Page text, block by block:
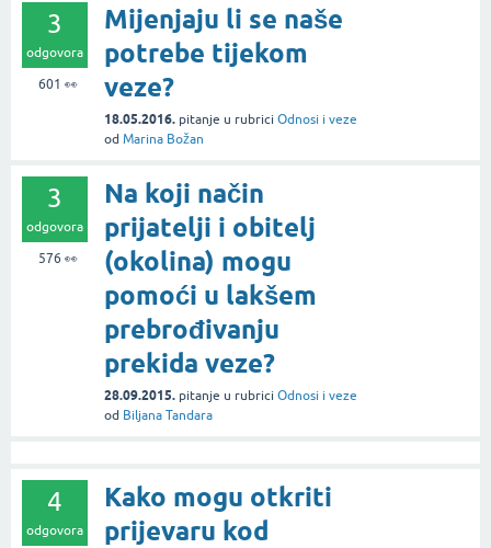
3
odgovora
601 👀
Mijenjaju li se naše
potrebe tijekom
veze?
18.05.2016. pitanje u rubrici Odnosi i veze
od Marina Božan
3
odgovora
576 👀
Na koji način
prijatelji i obitelj
(okolina) mogu
pomoći u lakšem
prebrođivanju
prekida veze?
28.09.2015. pitanje u rubrici Odnosi i veze
od Biljana Tandara
4
odgovora
Kako mogu otkriti
prijevaru kod